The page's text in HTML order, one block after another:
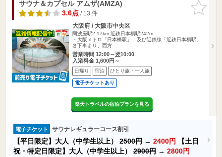
お気に入
りに追加
サウナ＆カプセル アムザ(AMZA)
3.6点/ 13 件
大阪府 / 大阪市中央区
阿波座駅2.17km 近鉄日本橋駅242m
・大阪メトロ「日本橋駅」、及び近鉄線「近鉄日本橋駅」
各下車より、西方…
営業時間 12:00～翌10:00
入浴料金 1,600円～
日帰り 宿泊 ひとり旅・一人旅
電子チケットあり
楽天トラベルの宿泊プランを見る
電子チケット サウナレギュラーコース割引
【平日限定】大人（中学生以上） 2500円 → 2400円
【土日
祝・特定日限定】大人（中学生以上） 2900円 → 2800円